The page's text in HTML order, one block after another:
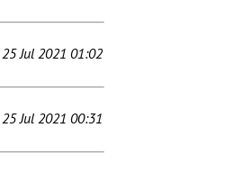
25 Jul 2021 01:02
25 Jul 2021 00:31